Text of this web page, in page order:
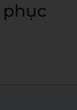
phục